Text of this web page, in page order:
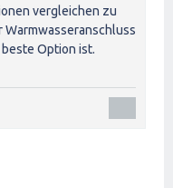
vergleichen zu
Warmwasseranschluss
Option ist.